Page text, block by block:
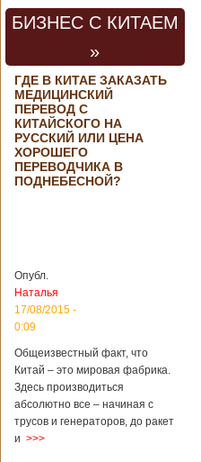
аэрокосмической
выставки Aero
Бангалоре в
Индии. Контракт
между Китаем и
Россией на
разработку,
Подробнее...
Опубликовано
21/02/2019 - 22:26
В Китае найден
древний
Китайским
археологам
обнаружить
крупнейший рудник
по добыче бирюзы
на территории
Уйгурского
автономного
БИЗНЕС С КИТАЕМ
»
ГДЕ В КИТАЕ ЗАКАЗАТЬ
МЕДИЦИНСКИЙ
ПЕРЕВОД С
КИТАЙСКОГО НА
РУССКИЙ ИЛИ ЦЕНА
ХОРОШЕГО
ПЕРЕВОДЧИКА В
ПОДНЕБЕСНОЙ?
Опубл.
Наталья
17/08/2015 -
0:09
Общеизвестный факт, что
Китай – это мировая фабрика.
Здесь производиться
абсолютно все – начиная с
трусов и генераторов, до ракет
и >>>